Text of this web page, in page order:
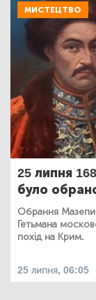
МИСТЕЦТВО
25 липня
було
Обрання Мазепи
Гетьмана
похід на Крим.
25 липня, 06:05